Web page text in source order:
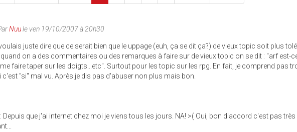
Nuule ven 19/10/2007 à 20h30
juste dire que ce serait bien que le uppage (euh, ça se dit ça?) de vieux topic soit plus
on a des commentaires ou des remarques à faire sur de vieux topic on se dit : "arf est-
faire taper sur les doigts...etc". Surtout pour les topic sur les rpg. En fait, je comprend pas
"si" mal vu. Après je dis pas d'abuser non plus mais bon.
Depuis que j'ai internet chez moi je viens tous les jours. NA! >( Oui, bon d'accord c'est pas très